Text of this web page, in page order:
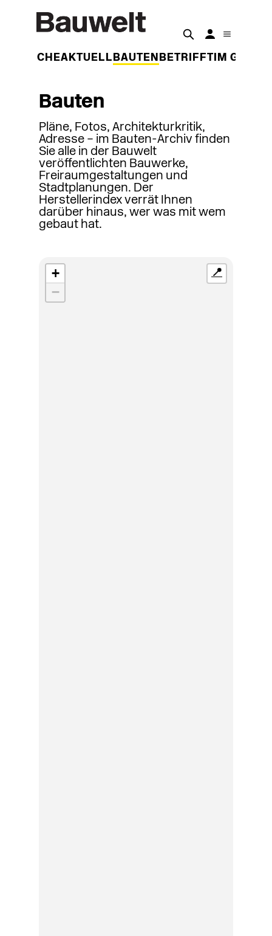
WOCHEAKTUELL BAUTEN BETRIFFT IM
Bauten
Pläne, Fotos, Architekturkritik,
Adresse – im Bauten-Archiv finden
Sie alle in der Bauwelt
veröffentlichten Bauwerke,
Freiraumgestaltungen und
Stadtplanungen. Der
Herstellerindex verrät Ihnen
darüber hinaus, wer was mit wem
gebaut hat.
+
−
📍